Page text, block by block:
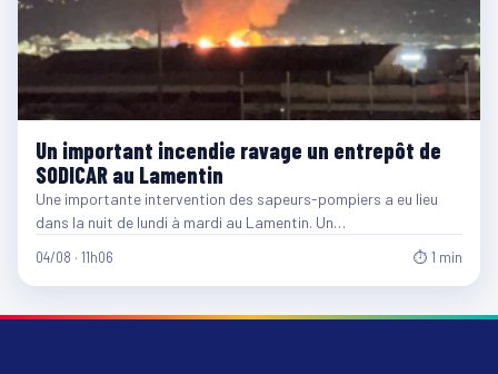
Un important incendie ravage un entrepôt de
SODICAR au Lamentin
Une importante intervention des sapeurs-pompiers a eu lieu
dans la nuit de lundi à mardi au Lamentin. Un…
04/08 · 11h06 ⏱ 1 min